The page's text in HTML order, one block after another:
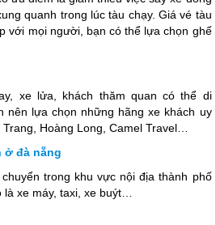
quanh trong lúc tàu chạy. Giá vé tàu
với mọi người, bạn có thể lựa chọn ghế
xe lửa, khách thăm quan có thể di
nên lựa chọn những hãng xe khách uy
Hoàng Long, Camel Travel…
ở đà nẵng
trong khu vực nội địa thành phố
xe máy, taxi, xe buýt…